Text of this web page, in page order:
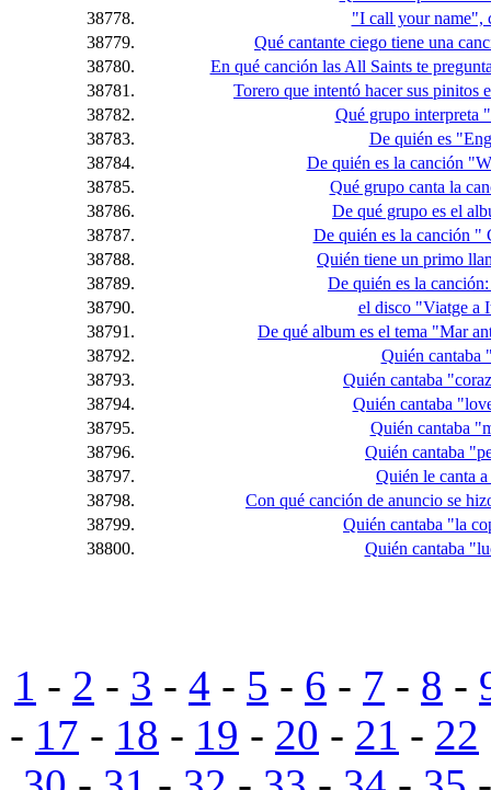
38778.
"I call your name",
38779.
Qué cantante ciego tiene una
38780.
En qué canción las All Saints te
38781.
Torero que intentó hacer sus pinitos
38782.
Qué grupo interpreta
38783.
De quién es
38784.
De quién es la canción
38785.
Qué grupo canta la
38786.
De qué grupo es el
38787.
De quién es la canción "
38788.
Quién tiene un primo
38789.
De quién es la
38790.
el disco "Viatge a
38791.
De qué album es el tema "Mar
38792.
Quién cantaba
38793.
Quién cantaba
38794.
Quién cantaba
38795.
Quién cantaba
38796.
Quién cantaba
38797.
Quién le canta
38798.
Con qué canción de anuncio se
38799.
Quién cantaba "la
38800.
Quién cantaba
1 - 2 - 3 - 4 - 5 - 6 - 7 - 8 -
- 17 - 18 - 19 - 20 - 21 - 22